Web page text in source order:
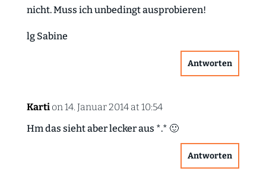
nicht. Muss ich unbedingt ausprobieren!
lg Sabine
Antworten
Karti on 14. Januar 2014 at 10:54
Hm das sieht aber lecker aus *.* 🙂
Antworten